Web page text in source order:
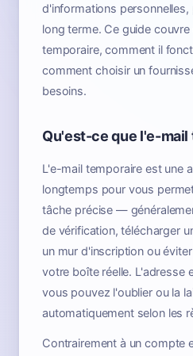
d'informations
long terme. Ce guide
temporaire, comment il
comment choisir un
besoins.
Qu'est-ce que l'e-mail
L'e-mail temporaire est une
longtemps pour vous
tâche précise —
de vérification, télécharger
un mur d'inscription ou
votre boîte réelle. L'adresse
vous pouvez l'oublier ou la
automatiquement selon les
Contrairement à un compte